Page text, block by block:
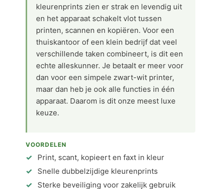
kleurenprints zien er strak en levendig uit
en het apparaat schakelt vlot tussen
printen, scannen en kopiëren. Voor een
thuiskantoor of een klein bedrijf dat veel
verschillende taken combineert, is dit een
echte alleskunner. Je betaalt er meer voor
dan voor een simpele zwart-wit printer,
maar dan heb je ook alle functies in één
apparaat. Daarom is dit onze meest luxe
keuze.
VOORDELEN
Print, scant, kopieert en faxt in kleur
Snelle dubbelzijdige kleurenprints
Sterke beveiliging voor zakelijk gebruik